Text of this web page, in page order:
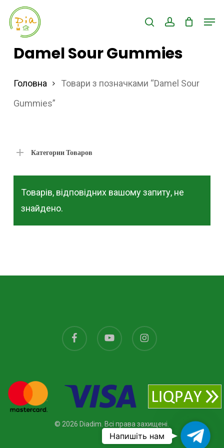
Skip
content
searchaccount
Damel Sour Gummies
Головна
Товари з позначками “Damel Sour
Gummies”
Категории Товаров
Товарів, відповідних вашому запиту, не
знайдено.
facebook youtube instagram
© 2026 Diadim. Всі права захищені.
Ваш
Напишіть нам